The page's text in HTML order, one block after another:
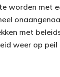
worden met
met
weer op peil